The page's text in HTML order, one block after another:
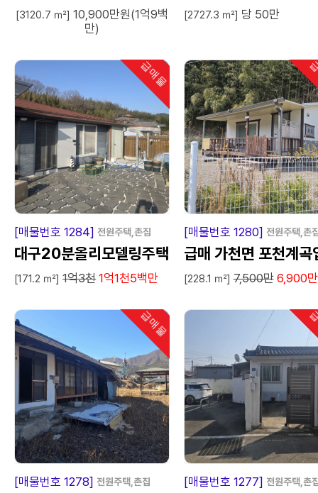
택.밭이공짜.
[3120.7 ㎡] 10,900만원(1억9백
만)
근토지
[2727.3 ㎡] 당 50만
급매물
인기
급 매 물
[매물번호 1284] 전원주택,촌집
대구20분올리모델링주택
매매
[171.2 ㎡] 1억3천 1억1천5백만
급 매
[매물번호 1280] 전원주택,촌
급매 가천면 포천계곡
구 쉼터
[228.1 ㎡] 7,500만 6,900
급매물
인기
급 매 물
[매물번호 1278] 전원주택,촌집 급 매
[매물번호 1277] 전원주택,촌